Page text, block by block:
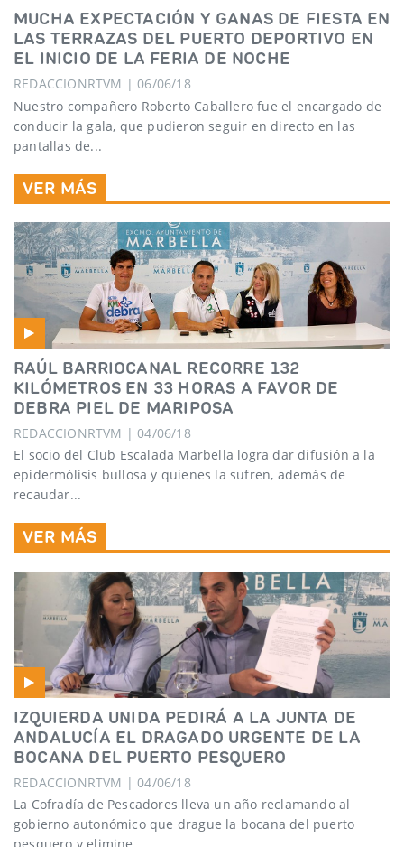
MUCHA EXPECTACIÓN Y GANAS DE FIESTA EN
LAS TERRAZAS DEL PUERTO DEPORTIVO EN
EL INICIO DE LA FERIA DE NOCHE
REDACCIONRTVM | 06/06/18
Nuestro compañero Roberto Caballero fue el encargado de
conducir la gala, que pudieron seguir en directo en las
pantallas de...
VER MÁS
RAÚL BARRIOCANAL RECORRE 132
KILÓMETROS EN 33 HORAS A FAVOR DE
DEBRA PIEL DE MARIPOSA
REDACCIONRTVM | 04/06/18
El socio del Club Escalada Marbella logra dar difusión a la
epidermólisis bullosa y quienes la sufren, además de
recaudar...
VER MÁS
IZQUIERDA UNIDA PEDIRÁ A LA JUNTA DE
ANDALUCÍA EL DRAGADO URGENTE DE LA
BOCANA DEL PUERTO PESQUERO
REDACCIONRTVM | 04/06/18
La Cofradía de Pescadores lleva un año reclamando al
gobierno autonómico que drague la bocana del puerto